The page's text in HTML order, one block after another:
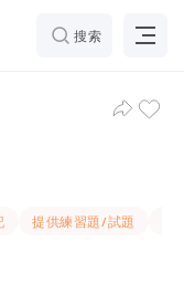
搜索
Tuition
提供練習題/試題